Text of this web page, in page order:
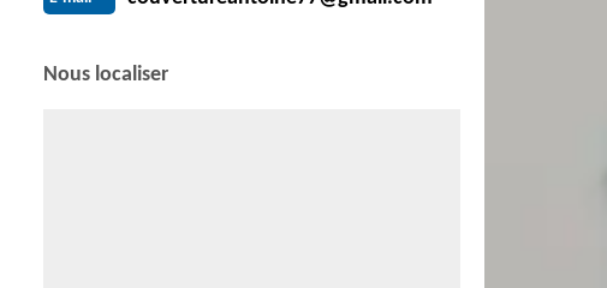
Nous localiser